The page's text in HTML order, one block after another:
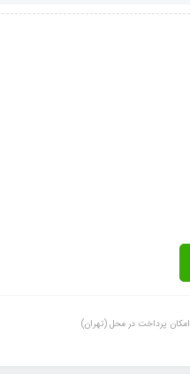
امکان پرداخت در محل (تهران)